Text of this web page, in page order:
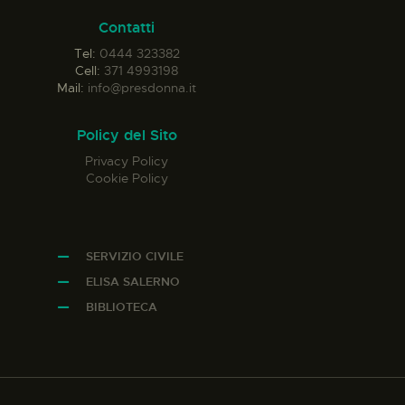
Contatti
Tel: 0444 323382
Cell: 371 4993198
Mail: info@presdonna.it
Policy del Sito
Privacy Policy
Cookie Policy
SERVIZIO CIVILE
ELISA SALERNO
BIBLIOTECA